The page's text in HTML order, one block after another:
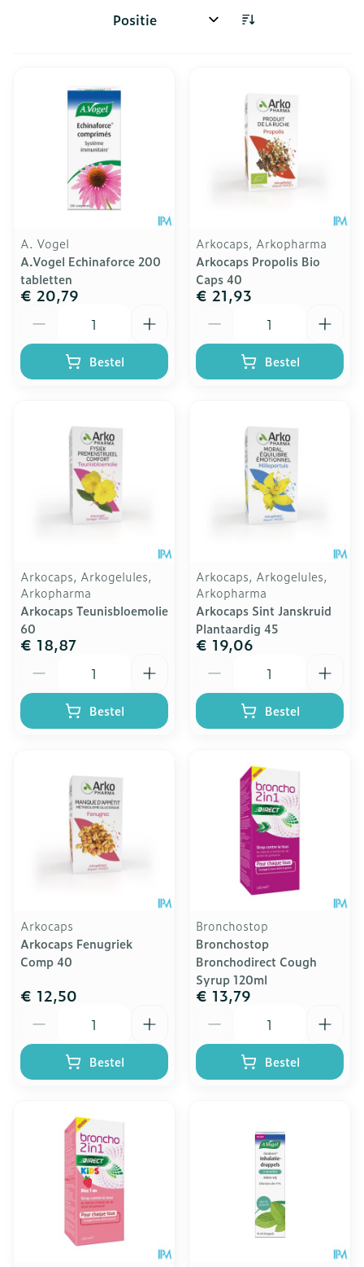
Sorteer op:
A. Vogel
A.Vogel Echinaforce 200
tabletten
€ 20,79
Bestel
Arkocaps, Arkopharma
Arkocaps Propolis Bio
Caps 40
€ 21,93
Bestel
Arkocaps, Arkogelules,
Arkopharma
Arkocaps Teunisbloemolie
60
€ 18,87
Bestel
Arkocaps, Arkogelules,
Arkopharma
Arkocaps Sint Janskruid
Plantaardig 45
€ 19,06
Bestel
Arkocaps
Arkocaps Fenugriek
Comp 40
€ 12,50
Bestel
Bronchostop
Bronchostop
Bronchodirect Cough
Syrup 120ml
€ 13,79
Bestel